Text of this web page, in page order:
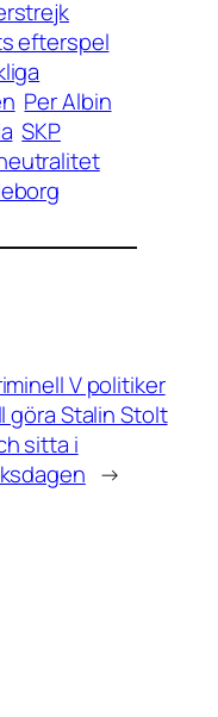
efterspel
Per Albin
SKP
V politiker
göra Stalin Stolt
sitta i
→